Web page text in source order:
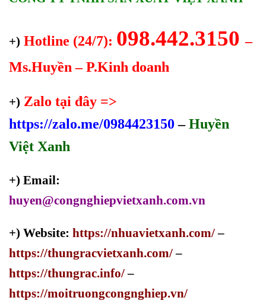
+) Hotline (24/7): 098.442.3150–
Ms.Huyền – P.Kinh doanh
+) Zalo tại đây =>
https://zalo.me/0984423150 –Huyền
Việt Xanh
+) Email:
huyen@congnghiepvietxanh.com.vn
+) Website: https://nhuavietxanh.com/–
https://thungracvietxanh.com/ –
https://thungrac.info/ –
https://moitruongcongnghiep.vn/